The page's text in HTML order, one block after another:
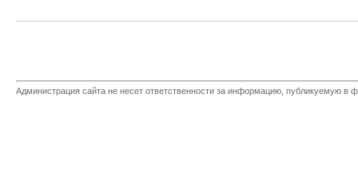
Администрация сайта не несет ответственности за информацию, публикуемую